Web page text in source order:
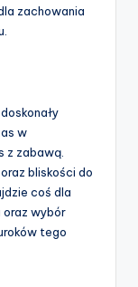
zachowania
w
z zabawą.
bliskości do
coś dla
oraz wybór
tego